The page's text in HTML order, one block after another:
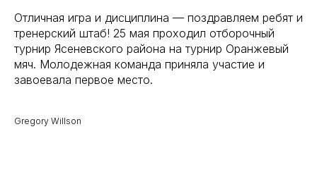
Отличная игра и дисциплина — поздравляем ребят и
тренерский штаб! 25 мая проходил отборочный
турнир Ясеневского района на турнир Оранжевый
мяч. Молодежная команда приняла участие и
завоевала первое место.
Gregory Willson